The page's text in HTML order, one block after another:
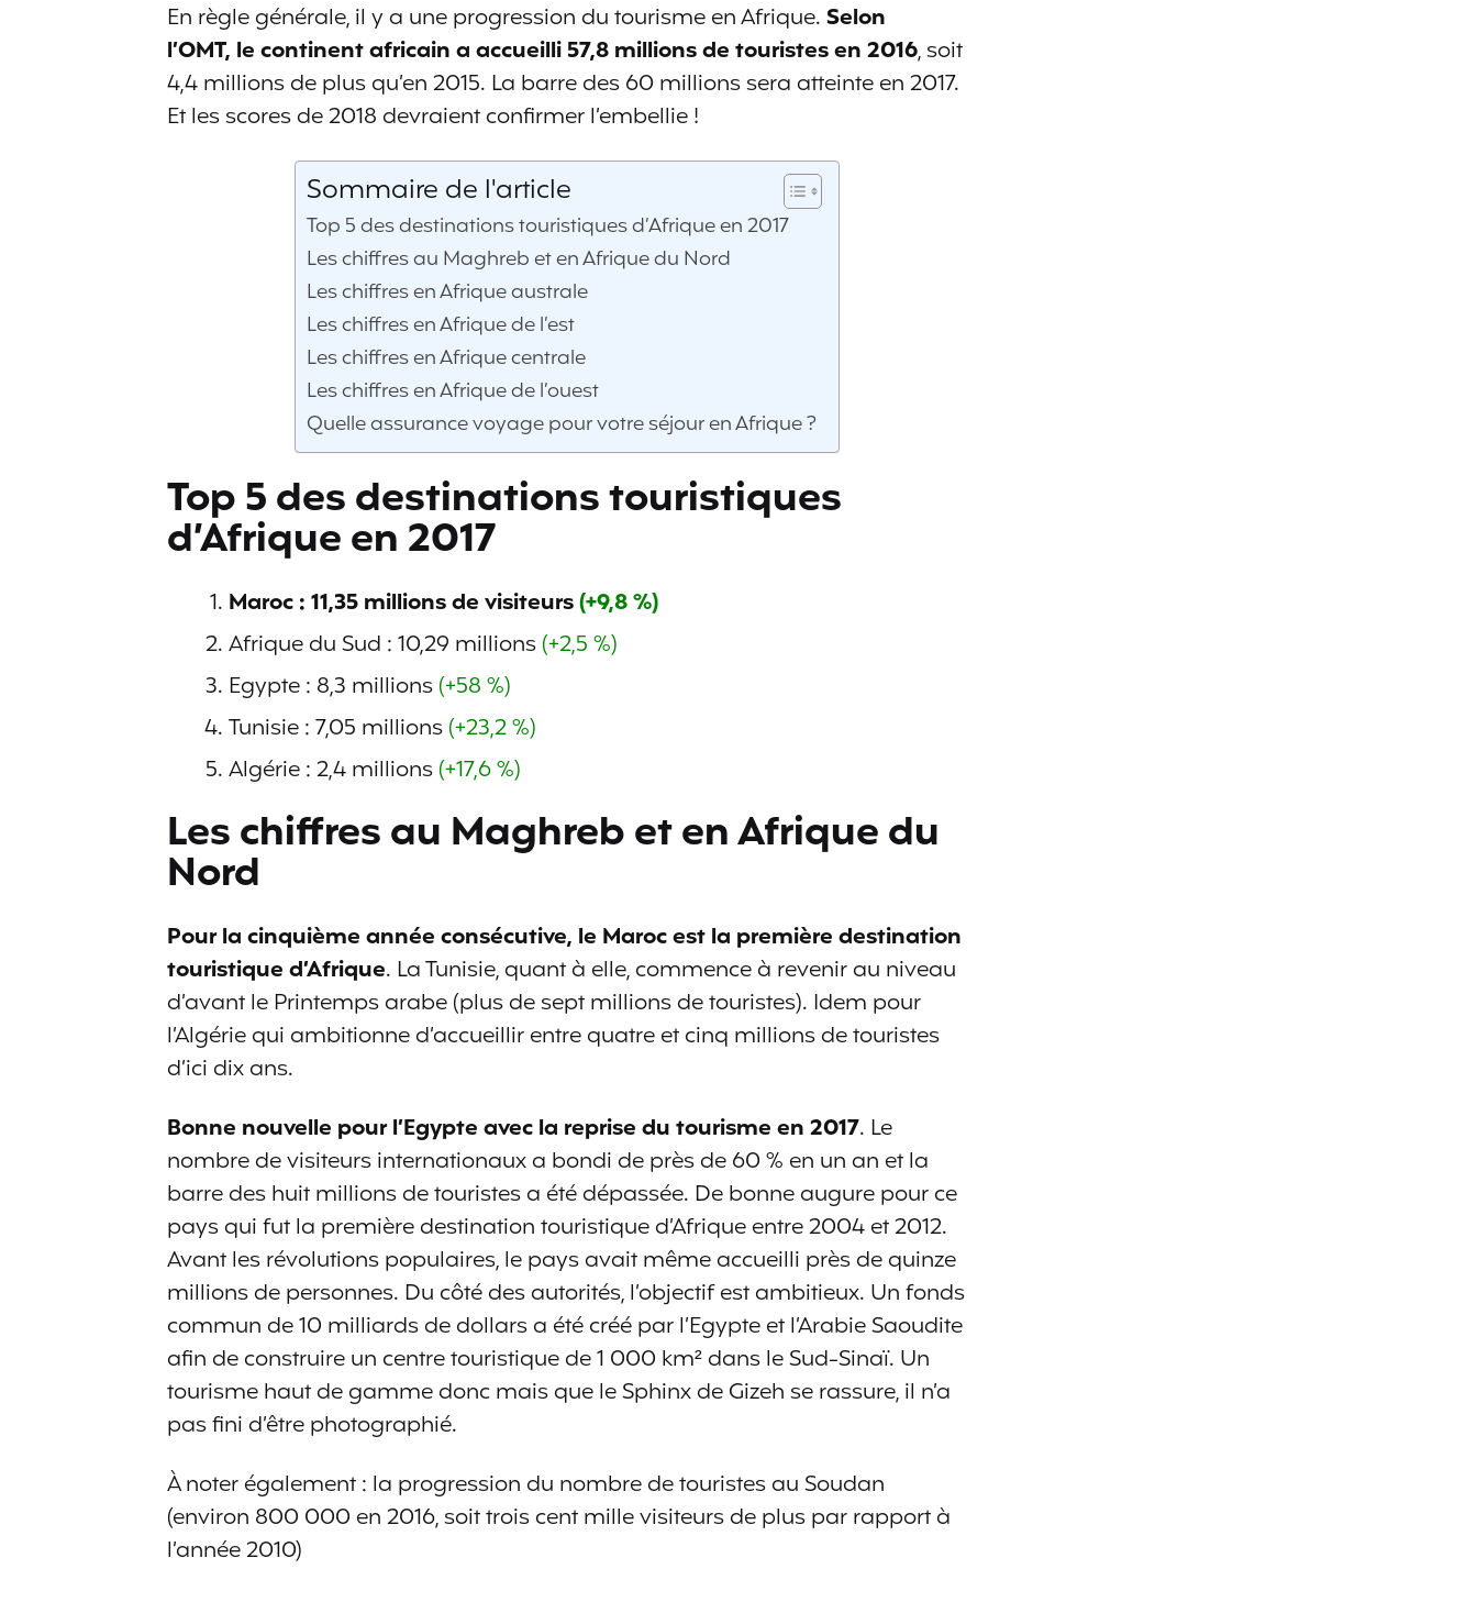
En règle générale, il y a une progression du tourisme en Afrique.Selon
l’OMT, le continent africain a accueilli 57,8 millions de touristes en 2016, soit
4,4 millions de plus qu’en 2015. La barre des 60 millions sera atteinte en 2017.
Et les scores de 2018 devraient confirmer l’embellie !
Sommaire de l'article
Top 5 des destinations touristiques d’Afrique en 2017
Les chiffres au Maghreb et en Afrique du Nord
Les chiffres en Afrique australe
Les chiffres en Afrique de l’est
Les chiffres en Afrique centrale
Les chiffres en Afrique de l’ouest
Quelle assurance voyage pour votre séjour en Afrique ?
Top 5 des destinations touristiques
d’Afrique en 2017
Maroc : 11,35 millions de visiteurs(+9,8 %)
Afrique du Sud : 10,29 millions(+2,5 %)
Egypte : 8,3 millions(+58 %)
Tunisie : 7,05 millions(+23,2 %)
Algérie : 2,4 millions(+17,6 %)
Les chiffres au Maghreb et en Afrique du
Nord
Pour la cinquième année consécutive, le Maroc est la première destination
touristique d’Afrique. La Tunisie, quant à elle, commence à revenir au niveau
d’avant le Printemps arabe (plus de sept millions de touristes). Idem pour
l’Algérie qui ambitionne d’accueillir entre quatre et cinq millions de touristes
d’ici dix ans.
Bonne nouvelle pour l’Egypte avec la reprise du tourisme en 2017. Le
nombre de visiteurs internationaux a bondi de près de 60 % en un an et la
barre des huit millions de touristes a été dépassée. De bonne augure pour ce
pays qui fut la première destination touristique d’Afrique entre 2004 et 2012.
Avant les révolutions populaires, le pays avait même accueilli près de quinze
millions de personnes. Du côté des autorités, l’objectif est ambitieux. Un fonds
commun de 10 milliards de dollars a été créé par l’Egypte et l’Arabie Saoudite
afin de construire un centre touristique de 1 000 km² dans le Sud-Sinaï. Un
tourisme haut de gamme donc mais que le Sphinx de Gizeh se rassure, il n’a
pas fini d’être photographié.
À noter également : la progression du nombre de touristes au Soudan
(environ 800 000 en 2016, soit trois cent mille visiteurs de plus par rapport à
l’année 2010)